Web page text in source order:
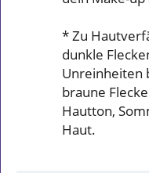
* Zu
dunkle
Unreinheiten
braune
Hautton,
Haut.